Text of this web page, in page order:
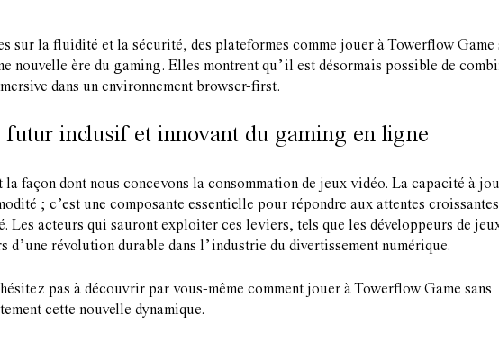
sur la fluidité et la sécurité, des plateformes comme jouer à Towerflow Game
nouvelle ère du gaming. Elles montrent qu’il est désormais possible de
dans un environnement browser-first.
inclusif et innovant du gaming en ligne
façon dont nous concevons la consommation de jeux vidéo. La capacité à
; c’est une composante essentielle pour répondre aux attentes croissantes
Les acteurs qui sauront exploiter ces leviers, tels que les développeurs de
révolution durable dans l’industrie du divertissement numérique.
pas à découvrir par vous-même comment jouer à Towerflow Game sans
cette nouvelle dynamique.